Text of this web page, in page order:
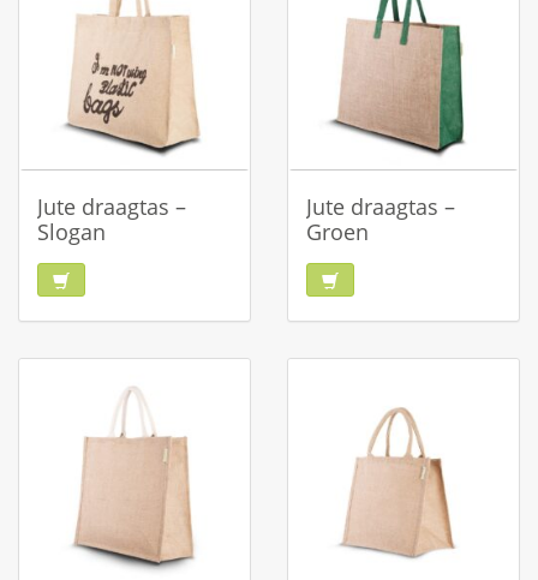
Jute draagtas –
Slogan
Jute draagtas –
Groen